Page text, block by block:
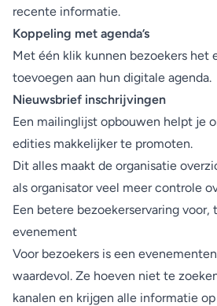
recente informatie.
Koppeling met agenda’s
Met één klik kunnen bezoekers het
toevoegen aan hun digitale agenda.
Nieuwsbrief inschrijvingen
Een mailinglijst opbouwen helpt je
edities makkelijker te promoten.
Dit alles maakt de organisatie
als organisator veel meer controle
Een betere bezoekerservaring voor,
evenement
Voor bezoekers is een
waardevol. Ze hoeven niet te
kanalen en krijgen alle informatie